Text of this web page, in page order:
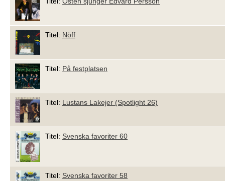
Titel: Nöff
Titel: På festplatsen
Titel: Lustans Lakejer (Spotlight 26)
Titel: Svenska favoriter 60
Titel: Svenska favoriter 58